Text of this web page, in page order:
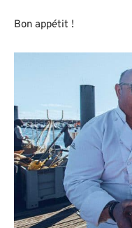
Bon appétit !